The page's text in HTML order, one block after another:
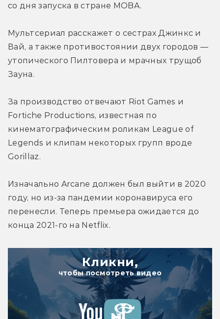
со дня запуска в стране MOBA.
Мультсериал расскажет о сестрах Джинкс и
Вай, а также противостоянии двух городов —
утопического Пилтовера и мрачных трущоб
Зауна.
За производство отвечают Riot Games и
Fortiche Productions, известная по
кинематографическим роликам League of
Legends и клипам некоторых групп вроде
Gorillaz.
Изначально Arcane должен был выйти в 2020
году, но из-за пандемии коронавируса его
перенесли. Теперь премьера ожидается до
конца 2021-го на Netflix.
Кликни,
чтобы посмотреть видео